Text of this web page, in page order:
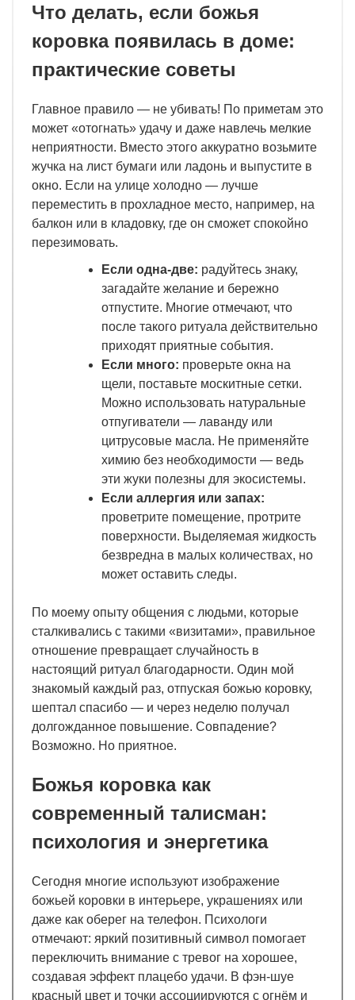
Что делать, если божья
коровка появилась в доме:
практические советы
Главное правило — не убивать! По приметам это
может «отогнать» удачу и даже навлечь мелкие
неприятности. Вместо этого аккуратно возьмите
жучка на лист бумаги или ладонь и выпустите в
окно. Если на улице холодно — лучше
переместить в прохладное место, например, на
балкон или в кладовку, где он сможет спокойно
перезимовать.
Если одна-две: радуйтесь знаку,
загадайте желание и бережно
отпустите. Многие отмечают, что
после такого ритуала действительно
приходят приятные события.
Если много: проверьте окна на
щели, поставьте москитные сетки.
Можно использовать натуральные
отпугиватели — лаванду или
цитрусовые масла. Не применяйте
химию без необходимости — ведь
эти жуки полезны для экосистемы.
Если аллергия или запах:
проветрите помещение, протрите
поверхности. Выделяемая жидкость
безвредна в малых количествах, но
может оставить следы.
По моему опыту общения с людьми, которые
сталкивались с такими «визитами», правильное
отношение превращает случайность в
настоящий ритуал благодарности. Один мой
знакомый каждый раз, отпуская божью коровку,
шептал спасибо — и через неделю получал
долгожданное повышение. Совпадение?
Возможно. Но приятное.
Божья коровка как
современный талисман:
психология и энергетика
Сегодня многие используют изображение
божьей коровки в интерьере, украшениях или
даже как оберег на телефон. Психологи
отмечают: яркий позитивный символ помогает
переключить внимание с тревог на хорошее,
создавая эффект плацебо удачи. В фэн-шуе
красный цвет и точки ассоциируются с огнём и